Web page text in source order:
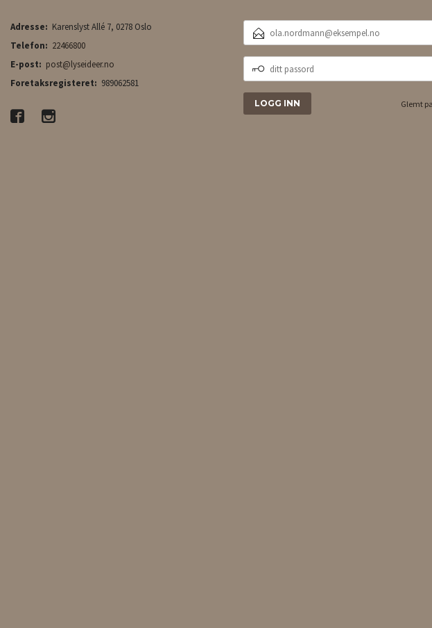
Adresse: Karenslyst Allé 7, 0278 Oslo
Telefon: 22466800
E-post: post@lyseideer.no
Foretaksregisteret: 989062581
POSTADRESSE
PASSORD
Glemt